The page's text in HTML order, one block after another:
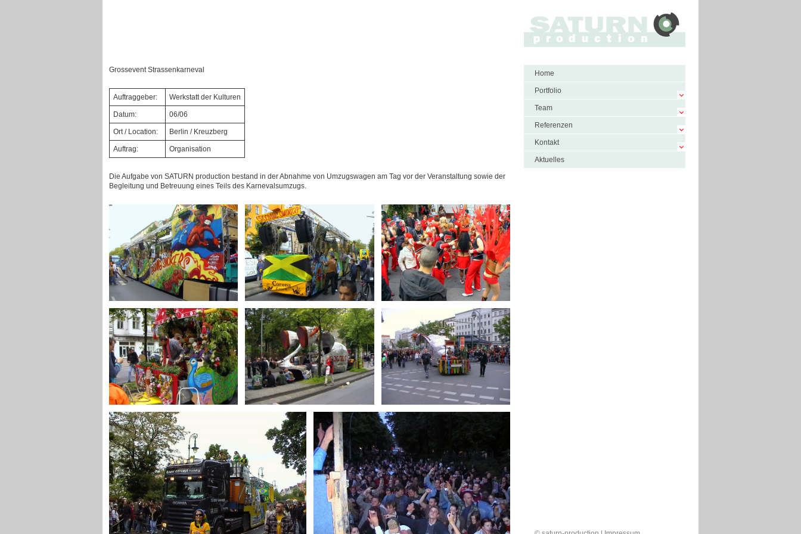
Home
Portfolio
Team
Referenzen
Kontakt
Aktuelles
Grossevent Strassenkarneval
Auftraggeber: Werkstatt der Kulturen
Datum: 06/06
Ort / Location: Berlin / Kreuzberg
Auftrag: Organisation
Die Aufgabe von SATURN production bestand in der Abnahme von Umzugswagen am Tag vor der Veranstaltung sowie der
Begleitung und Betreuung eines Teils des Karnevalsumzugs.